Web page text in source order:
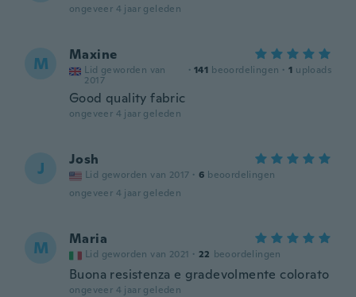
ongeveer 4 jaar geleden
M Maxine
Lid geworden van
2017
· 141 beoordelingen · 1 uploads
Good quality fabric
ongeveer 4 jaar geleden
J Josh
Lid geworden van 2017 · 6 beoordelingen
ongeveer 4 jaar geleden
M Maria
Lid geworden van 2021 · 22 beoordelingen
Buona resistenza e gradevolmente colorato
ongeveer 4 jaar geleden